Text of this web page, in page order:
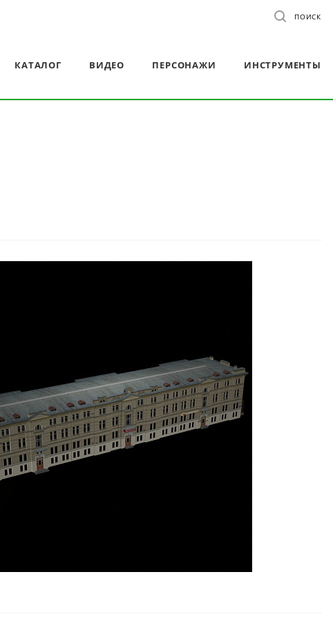
ПОИСК
КАТАЛОГ ВИДЕО ПЕРСОНАЖИ ИНСТРУМЕНТЫ